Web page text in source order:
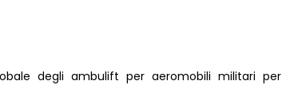
degli ambulift per aeromobili militari per